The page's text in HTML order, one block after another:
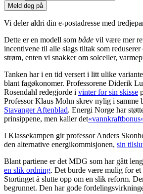
Meld deg på
Vi deler aldri din e-postadresse med
Dette er en modell som både vil være mer
incentivene til alle slags tiltak som reduserer
strøm, enten vi snakker om solceller,
Tanken har i en tid versert i litt ulike
blant fagøkonomer. Professorene Diderik
Rosendahl redegjorde i vinter for sin skisse
Professor Klaus Mohn skrev nylig i samme
Stavanger Aftenblad. Energi Norge har
prinsippene, men kaller det
I Klassekampen gir professor Anders
den alternative energikommisjonen, sin
Blant partiene er det MDG som har gått
en slik ordning. Det burde være mulig for et
Stortinget å slutte opp om en slik reform.
begrunnet. Den har gode